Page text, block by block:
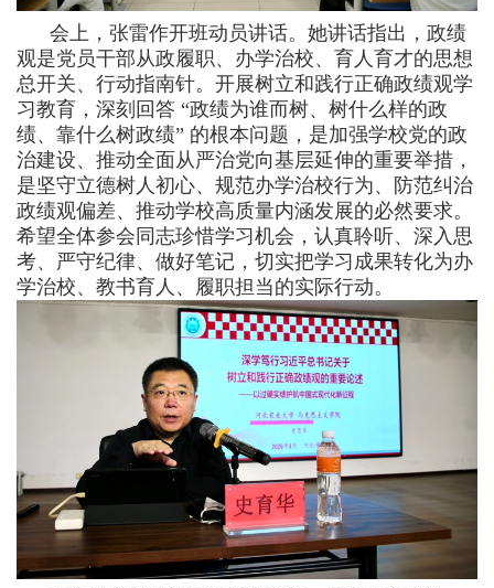
会上，张雷作开班动员讲话。她讲话指出，政绩
观是党员干部从政履职、办学治校、育人育才的思想
总开关、行动指南针。开展树立和践行正确政绩观学
习教育，深刻回答 “政绩为谁而树、树什么样的政
绩、靠什么树政绩” 的根本问题，是加强学校党的政
治建设、推动全面从严治党向基层延伸的重要举措，
是坚守立德树人初心、规范办学治校行为、防范纠治
政绩观偏差、推动学校高质量内涵发展的必然要求。
希望全体参会同志珍惜学习机会，认真聆听、深入思
考、严守纪律、做好笔记，切实把学习成果转化为办
学治校、教书育人、履职担当的实际行动。